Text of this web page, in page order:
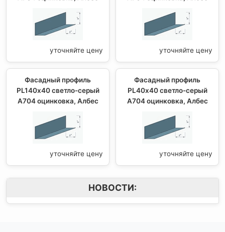
уточняйте цену уточняйте цену
Фасадный профиль
PL140х40 светло-серый
А704 оцинковка, Албес
уточняйте цену
Фасадный профиль
PL40х40 светло-серый
А704 оцинковка, Албес
уточняйте цену
НОВОСТИ: